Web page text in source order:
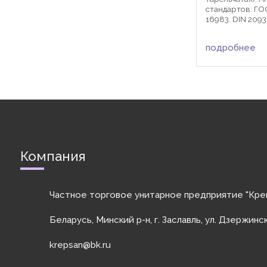
стандартов:
16983. DIN
с болтами,
подробнее
Компания
Частное торговое унитарное предприятие
Беларусь, Минский р-н, г. Заславль, ул.
krepsan@bk.ru